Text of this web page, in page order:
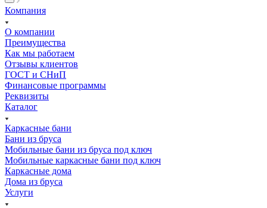
Компания
О компании
Преимущества
Как мы работаем
Отзывы клиентов
ГОСТ и СНиП
Финансовые программы
Реквизиты
Каталог
Каркасные бани
Бани из бруса
Мобильные бани из бруса под ключ
Мобильные каркасные бани под ключ
Каркасные дома
Дома из бруса
Услуги